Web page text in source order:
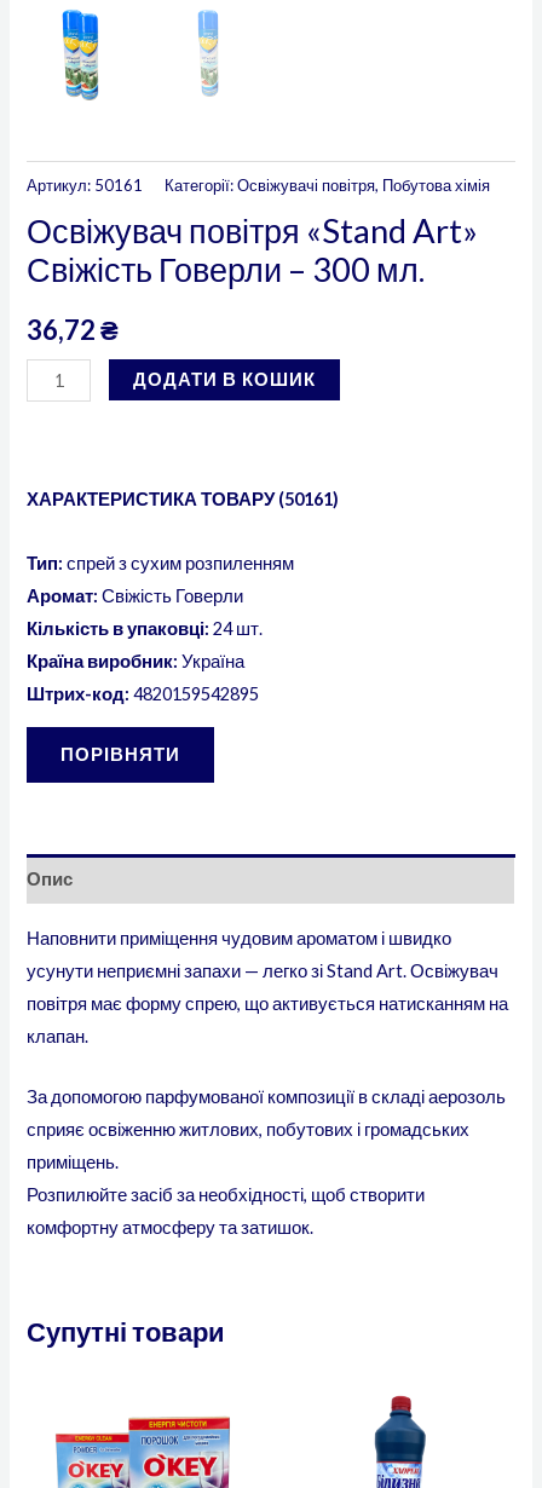
Артикул: 50161 Категорії:Освіжувачі повітря, Побутова хімія
Освіжувач повітря «Stand Art»
Свіжість Говерли – 300 мл.
36,72₴
ДОДАТИ В КОШИК
ХАРАКТЕРИСТИКА ТОВАРУ (50161)
Тип: спрей з сухим розпиленням
Аромат: Свіжість Говерли
Кількість в упаковці: 24 шт.
Країна виробник: Україна
Штрих-код: 4820159542895
ПОРІВНЯТИ
Опис
Наповнити приміщення чудовим ароматом і швидко
усунути неприємні запахи — легко зі Stand Art. Освіжувач
повітря має форму спрею, що активується натисканням на
клапан.
За допомогою парфумованої композиції в складі аерозоль
сприяє освіженню житлових, побутових і громадських
приміщень.
Розпилюйте засіб за необхідності, щоб створити
комфортну атмосферу та затишок.
Супутні товари